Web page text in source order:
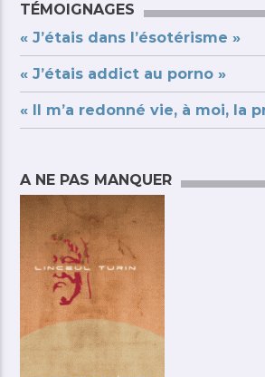
TÉMOIGNAGES
« J’étais dans l’ésotérisme »
« J’étais addict au porno »
« Il m’a redonné vie, à moi, la
A NE PAS MANQUER